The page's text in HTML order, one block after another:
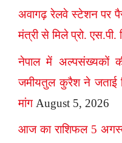
अवागढ़ रेलवे स्टेशन पर
मंत्री से मिले प्रो.
नेपाल में अल्पसंख्यकों
जमीयतुल कुरैश ने जताई
मांग August 5, 2026
आज का राशिफल 5